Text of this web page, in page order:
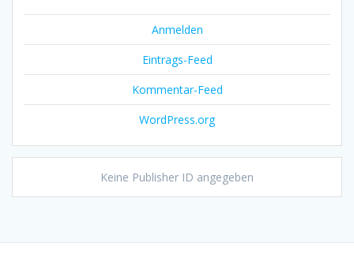
Anmelden
Eintrags-Feed
Kommentar-Feed
WordPress.org
Keine Publisher ID angegeben